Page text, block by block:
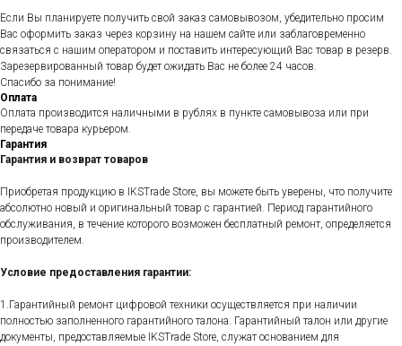
Если Вы планируете получить свой заказ самовывозом, убедительно просим
Вас оформить заказ через корзину на нашем сайте или заблаговременно
связаться с нашим оператором и поставить интересующий Вас товар в резерв.
Зарезервированный товар будет ожидать Вас не более 24 часов.
Спасибо за понимание!
Оплата
Оплата производится наличными в рублях в пункте самовывоза или при
передаче товара курьером.
Гарантия
Гарантия и возврат товаров
Приобретая продукцию в IKSTrade Store, вы можете быть уверены, что получите
абсолютно новый и оригинальный товар с гарантией. Период гарантийного
обслуживания, в течение которого возможен бесплатный ремонт, определяется
производителем.
Условие предоставления гарантии:
1.Гарантийный ремонт цифровой техники осуществляется при наличии
полностью заполненного гарантийного талона. Гарантийный талон или другие
документы, предоставляемые IKSTrade Store, служат основанием для